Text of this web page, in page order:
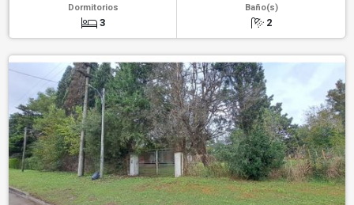
Dormitorios
3
Baño(s)
2